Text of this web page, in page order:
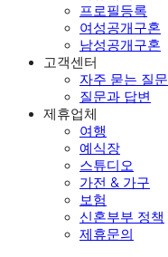
프로필등록
여성공개구혼
남성공개구혼
고객센터
자주 묻는 질문
질문과 답변
제휴업체
여행
예식장
스튜디오
가전 & 가구
보험
신혼부부 정책
제휴문의